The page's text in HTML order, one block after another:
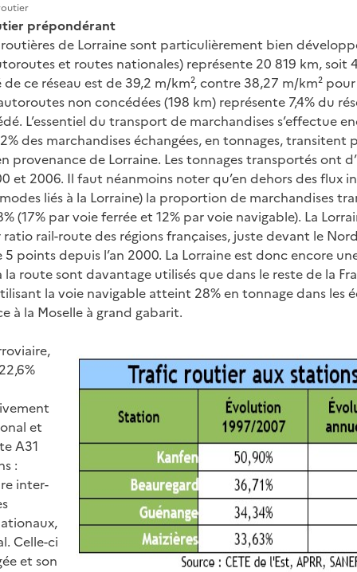
prépondérant
de Lorraine sont particulièrement bien
et routes nationales) représente 20 819 km, soit
ce réseau est de 39,2 m/km², contre 38,27 m/km²
non concédées (198 km) représente 7,4% du
L’essentiel du transport de marchandises s’effectue
des marchandises échangées, en tonnages, transitent
provenance de Lorraine. Les tonnages transportés ont
et 2006. Il faut néanmoins noter qu’en dehors des flux
liés à la Lorraine) la proportion de marchandises
(17% par voie ferrée et 12% par voie navigable). La
rail-route des régions françaises, juste devant le
5 points depuis l’an 2000. La Lorraine est donc encore
route sont davantage utilisés que dans le reste de la
la voie navigable atteint 28% en tonnage dans les
à la Moselle à grand gabarit.
et
A31
:
inter-
Celle-ci
et son